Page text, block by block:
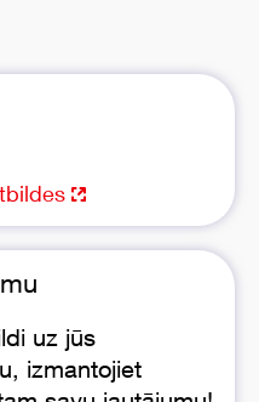
uz jūs
izmantojiet